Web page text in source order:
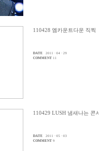
110428 엠카운트다운 직찍
DATE
2011 · 04 · 29
COMMENT
110429 LUSH 냄새나는 콘
DATE
2011 · 05 · 03
COMMENT 9